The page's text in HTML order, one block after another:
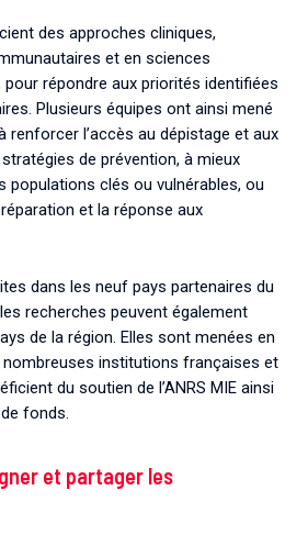
des approches cliniques,
et en sciences
répondre aux priorités identifiées
Plusieurs équipes ont ainsi mené
renforcer l’accès au dépistage et aux
de prévention, à mieux
populations clés ou vulnérables, ou
et la réponse aux
dans les neuf pays partenaires du
recherches peuvent également
de la région. Elles sont menées en
institutions françaises et
du soutien de l’ANRS MIE ainsi
fonds.
et partager les